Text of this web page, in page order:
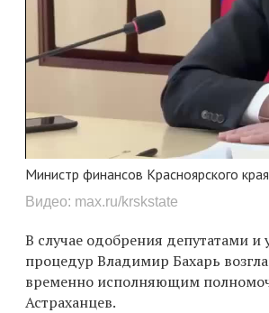
Министр финансов Красноярского
Видео: max.ru/krskstate
В случае одобрения депутатами
процедур Владимир Бахарь
временно исполняющим
Астраханцев.